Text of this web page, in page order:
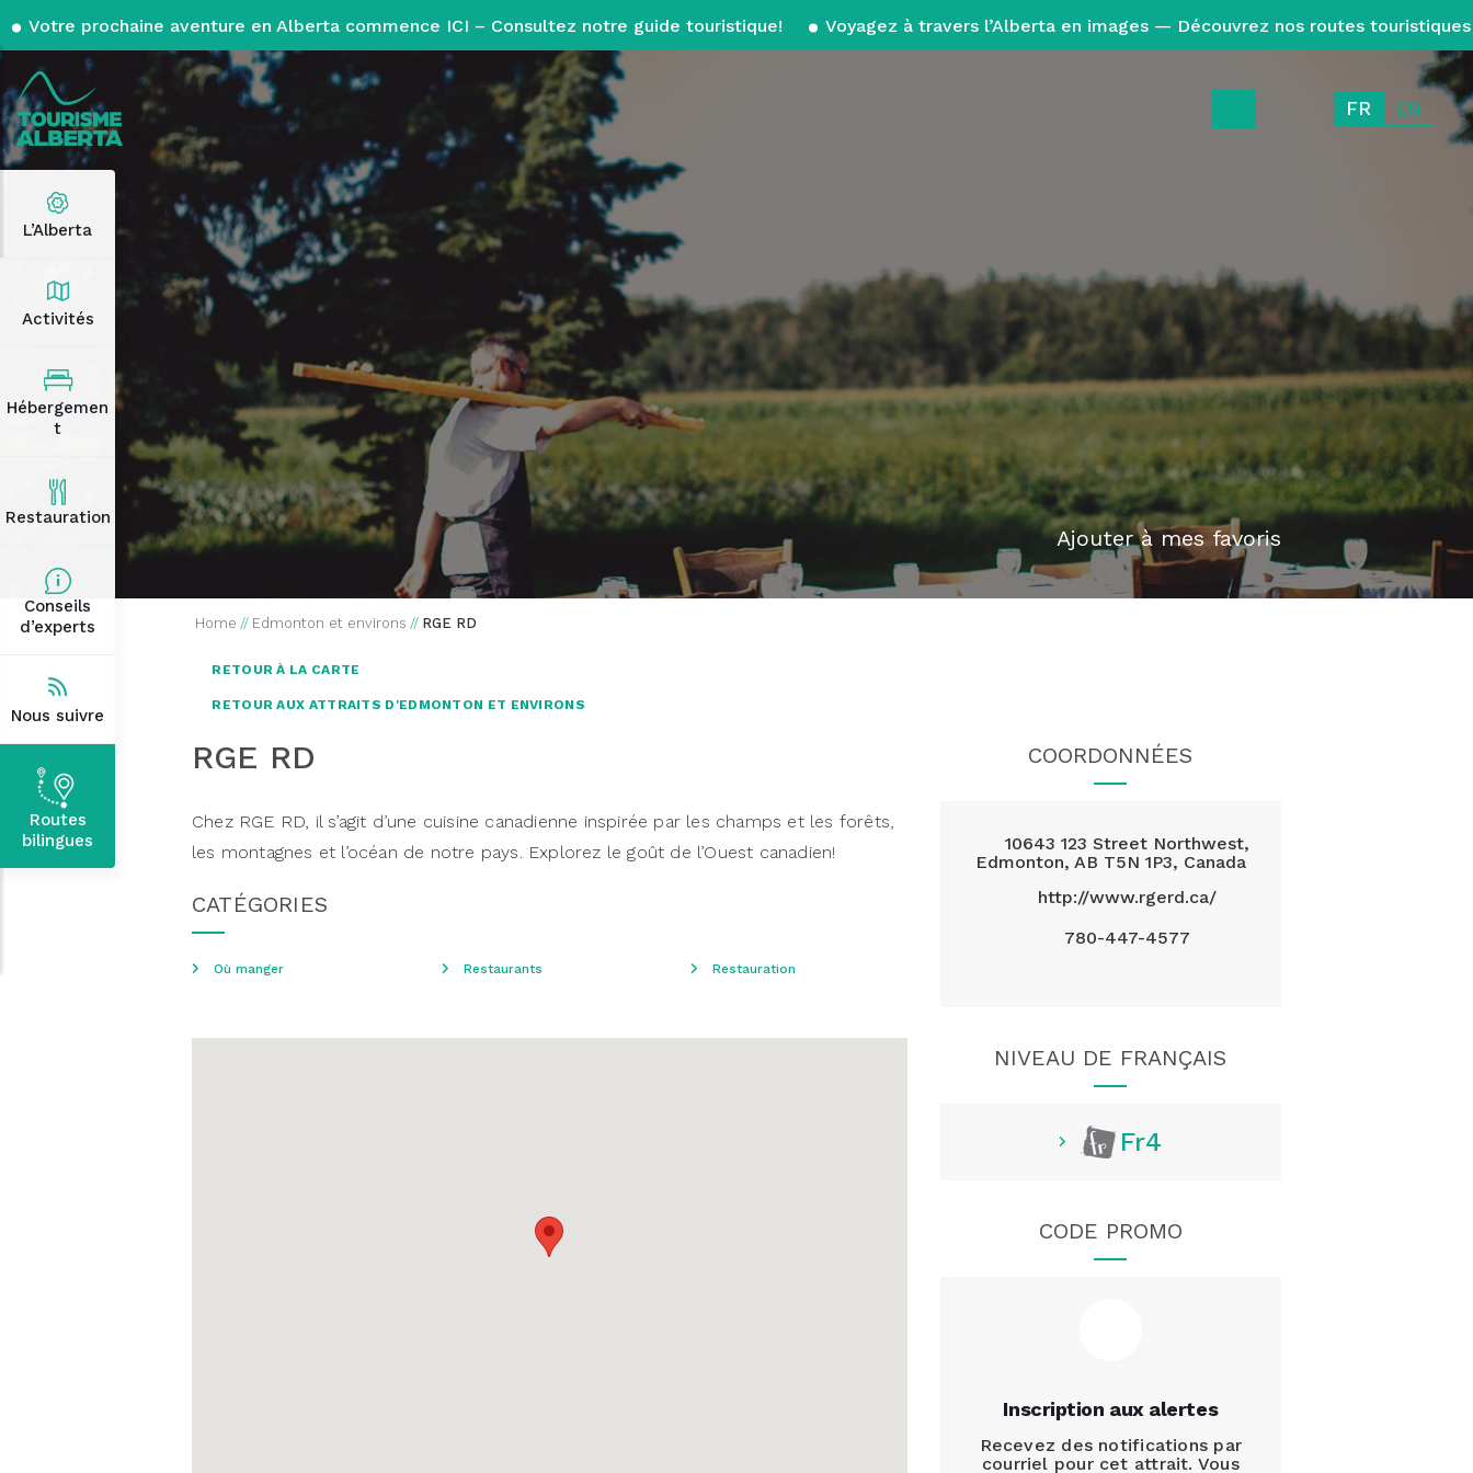
Votre prochaine aventure en Alberta commence ICI – Consultez notre guide touristique! Voyagez à travers l’Alberta en images — Découvrez nos routes touristiques
FR EN
L’Alberta
Activités
Hébergemen
t
Restauration
Conseils
d’experts
Nous suivre
Routes
bilingues
Ajouter à mes favoris
Home // Edmonton et environs // RGE RD
RETOUR À LA CARTE
RETOUR AUX ATTRAITS D'EDMONTON ET ENVIRONS
RGE RD
Chez RGE RD, il s’agit d’une cuisine canadienne inspirée par les champs et les forêts,
les montagnes et l’océan de notre pays. Explorez le goût de l’Ouest canadien!
CATÉGORIES
Où manger Restaurants Restauration
COORDONNÉES
10643 123 Street Northwest,
Edmonton, AB T5N 1P3, Canada
http://www.rgerd.ca/
780-447-4577
NIVEAU DE FRANÇAIS
Fr4
CODE PROMO
Inscription aux alertes
Recevez des notifications par
courriel pour cet attrait. Vous